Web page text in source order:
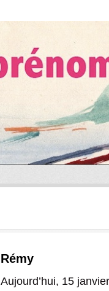
Rémy
Aujourd’hui, 15